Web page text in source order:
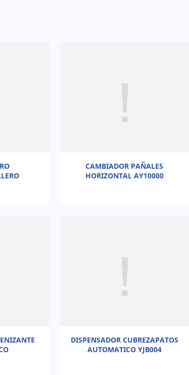
CAMBIADOR PAÑALES
HORIZONTAL AY10000
DISPENSADOR CUBREZAPATOS
AUTOMATICO YJB004